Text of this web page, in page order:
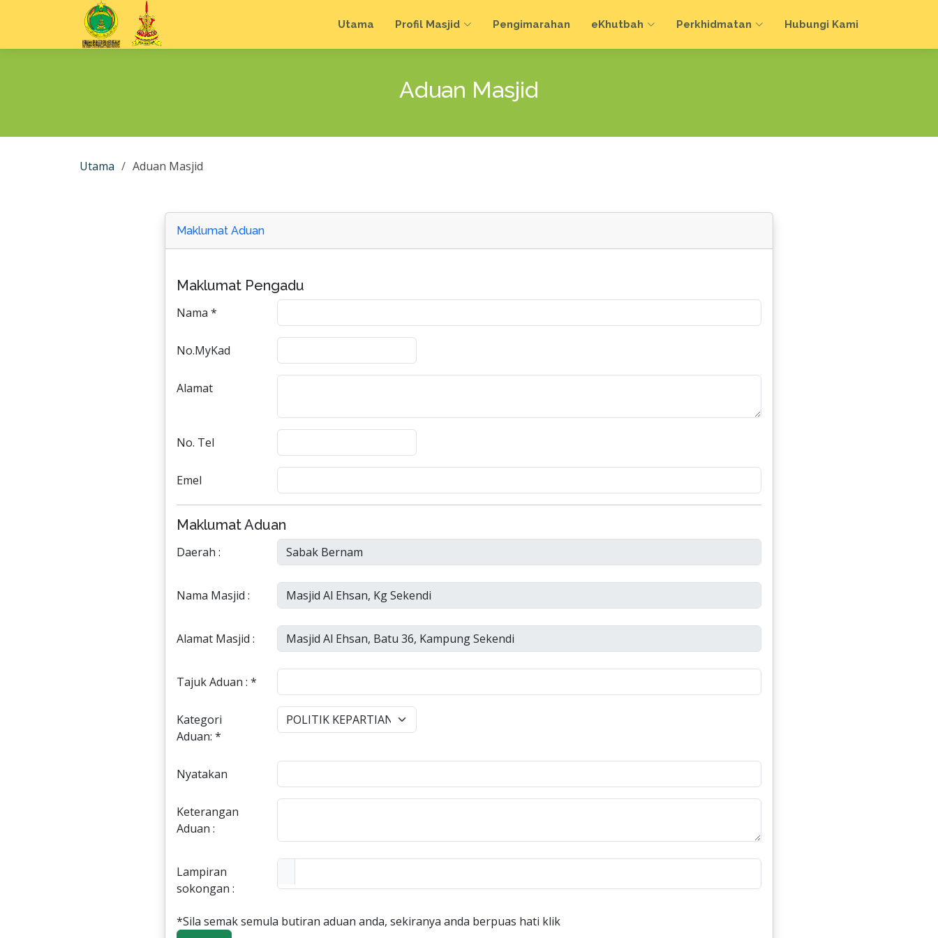
Utama Profil Masjid Pengimarahan eKhutbah Perkhidmatan Hubungi Kami
Aduan Masjid
Utama Aduan Masjid
Maklumat Aduan
Maklumat Pengadu
Nama *
No.MyKad
Alamat
No. Tel
Emel
Maklumat Aduan
Daerah :
Nama Masjid :
Alamat Masjid :
Tajuk Aduan : *
Kategori
Aduan: *
Nyatakan
Keterangan
Aduan :
Lampiran
sokongan :
*Sila semak semula butiran aduan anda, sekiranya anda berpuas hati klik